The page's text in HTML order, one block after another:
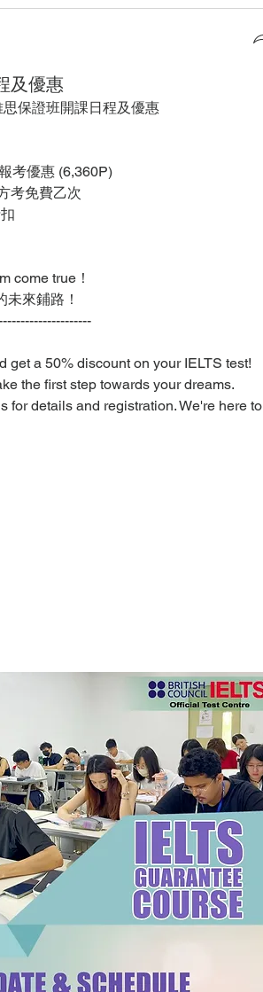
及優惠
保證班開課日程及優惠
考優惠 (6,360P)
考免費乙次
come true！
來鋪路！
get a 50% discount on your IELTS test!
the first step towards your dreams.
for details and registration. We're here to